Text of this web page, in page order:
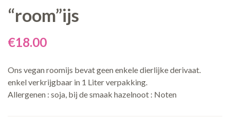
“room”ijs
€18.00
Ons vegan roomijs bevat geen enkele dierlijke derivaat.
enkel verkrijgbaar in 1 Liter verpakking.
Allergenen : soja, bij de smaak hazelnoot : Noten